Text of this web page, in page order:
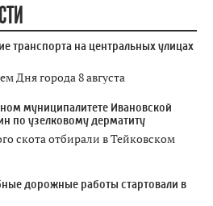
транспорта на центральных улицах
Дня города 8 августа
муниципалитете Ивановской
по узелковому дерматиту
скота отбирали в Тейковском
дорожные работы стартовали в